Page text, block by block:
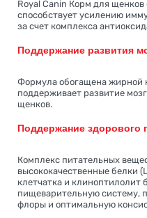
Royal Canin Корм для
способствует усилению
за счет комплекса
Поддержание развития
Формула обогащена жирной
поддерживает развитие
щенков.
Поддержание здорового
Комплекс питательных
высококачественные белки
клетчатка и клиноптилолит
пищеварительную систему,
флоры и оптимальную